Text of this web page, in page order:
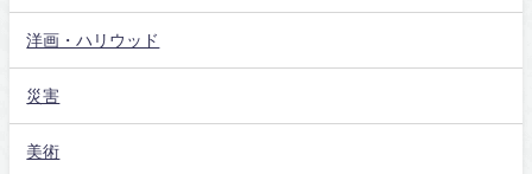
洋画・ハリウッド
災害
美術